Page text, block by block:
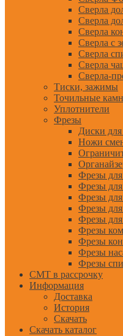
Сверла
Сверла
Сверла
Сверла с
Сверла
Сверла
Сверла-
Тиски, зажимы
Точильные
Уплотнители
Фрезы
Диски для
Ножи
Фрезы
Фрезы для
Фрезы для
Фрезы
Фрезы
Фрезы
Фрезы
Фрезы
Фрезы
CMT в рассрочку
Информация
Доставка
История
Скачать
Скачать каталог